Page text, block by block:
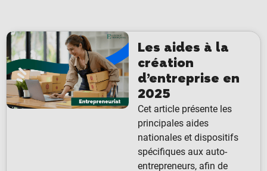
Les aides à la
création
d’entreprise en
2025
Cet article présente les
principales aides
nationales et dispositifs
spécifiques aux auto-
entrepreneurs, afin de